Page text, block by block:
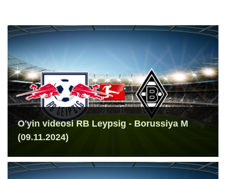
O'yin videosi RB Leypsig - Borussiya M
(09.11.2024)